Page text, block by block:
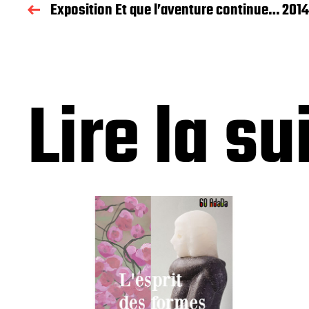
Exposition Et que l’aventure continue… 2014
Lire la